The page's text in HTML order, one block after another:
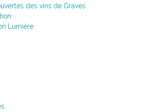
des vins de Graves
Lumière